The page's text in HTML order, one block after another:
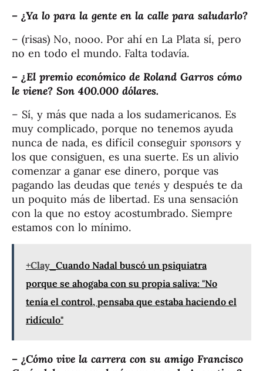
– ¿Ya lo para la gente en la calle para saludarlo?
– (risas) No, nooo. Por ahí en La Plata sí, pero
no en todo el mundo. Falta todavía.
– ¿El premio económico de Roland Garros cómo
le viene? Son 400.000 dólares.
– Sí, y más que nada a los sudamericanos. Es
muy complicado, porque no tenemos ayuda
nunca de nada, es difícil conseguir sponsors y
los que consiguen, es una suerte. Es un alivio
comenzar a ganar ese dinero, porque vas
pagando las deudas que tenés y después te da
un poquito más de libertad. Es una sensación
con la que no estoy acostumbrado. Siempre
estamos con lo mínimo.
+Clay Cuando Nadal buscó un psiquiatra
porque se ahogaba con su propia saliva: "No
tenía el control, pensaba que estaba haciendo el
ridículo"
– ¿Cómo vive la carrera con su amigo Francisco